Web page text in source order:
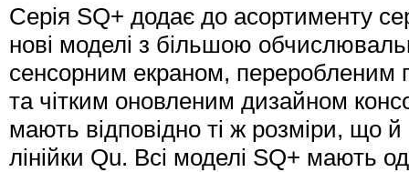
Серія SQ+ додає до асортименту
нові моделі з більшою
сенсорним екраном, переробленим
та чітким оновленим дизайном
мають відповідно ті ж розміри, що й
лінійки Qu. Всі моделі SQ+ мають